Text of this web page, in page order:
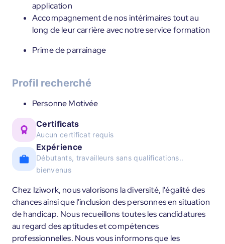
application
Accompagnement de nos intérimaires tout au
long de leur carrière avec notre service formation
Prime de parrainage
Profil recherché
Personne Motivée
Certificats
Aucun certificat requis
Expérience
Débutants, travailleurs sans qualifications..
bienvenus
Chez Iziwork, nous valorisons la diversité, l'égalité des
chances ainsi que l'inclusion des personnes en situation
de handicap. Nous recueillons toutes les candidatures
au regard des aptitudes et compétences
professionnelles. Nous vous informons que les